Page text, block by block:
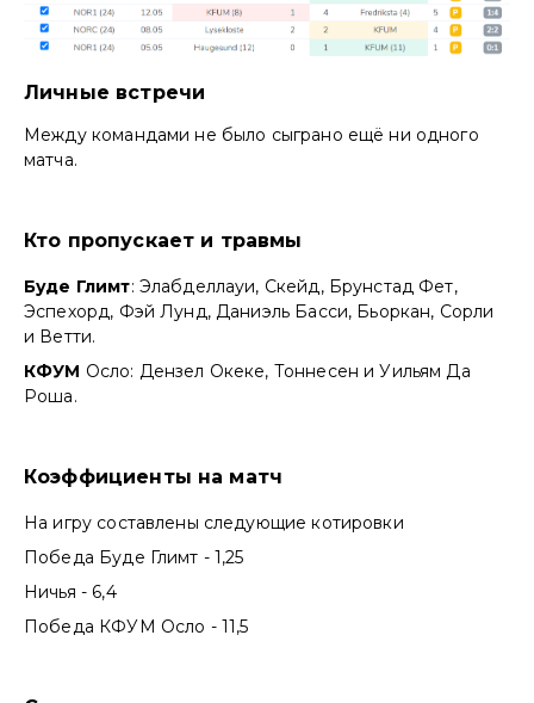
Личные встречи
Между командами не было сыграно ещё ни одного
матча.
Кто пропускает и травмы
Буде Глимт: Элабделлауи, Скейд, Брунстад Фет,
Эспехорд, Фэй Лунд, Даниэль Басси, Бьоркан, Сорли
и Ветти.
КФУМ Осло: Дензел Океке, Тоннесен и Уильям Да
Роша.
Коэффициенты на матч
На игру составлены следующие котировки
Победа Буде Глимт - 1,25
Ничья - 6,4
Победа КФУМ Осло - 11,5